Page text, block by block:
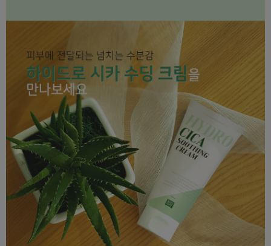
이코 라이프 하